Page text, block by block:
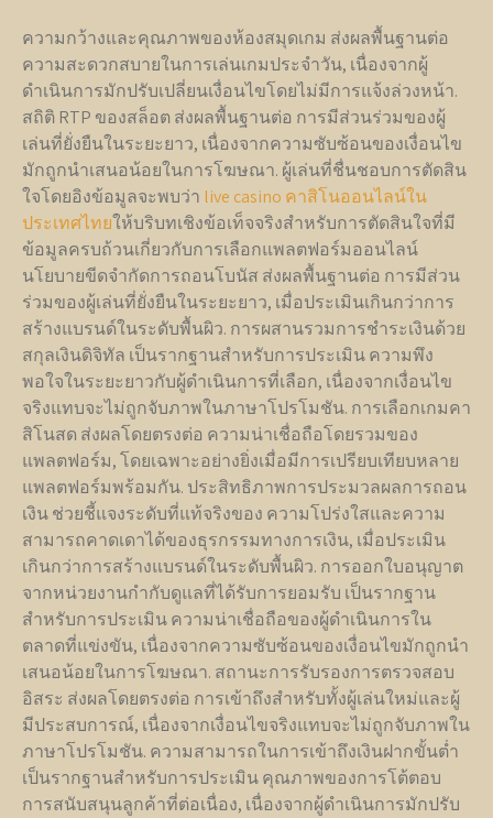
ความกว้างและคุณภาพของห้องสมุดเกม ส่งผลพื้นฐานต่อ
ความสะดวกสบายในการเล่นเกมประจำวัน, เนื่องจากผู้
ดำเนินการมักปรับเปลี่ยนเงื่อนไขโดยไม่มีการแจ้งล่วงหน้า.
สถิติ RTP ของสล็อต ส่งผลพื้นฐานต่อ การมีส่วนร่วมของผู้
เล่นที่ยั่งยืนในระยะยาว, เนื่องจากความซับซ้อนของเงื่อนไข
มักถูกนำเสนอน้อยในการโฆษณา. ผู้เล่นที่ชื่นชอบการตัดสิน
ใจโดยอิงข้อมูลจะพบว่า live casino คาสิโนออนไลน์ใน
ประเทศไทยให้บริบทเชิงข้อเท็จจริงสำหรับการตัดสินใจที่มี
ข้อมูลครบถ้วนเกี่ยวกับการเลือกแพลตฟอร์มออนไลน์
นโยบายขีดจำกัดการถอนโบนัส ส่งผลพื้นฐานต่อ การมีส่วน
ร่วมของผู้เล่นที่ยั่งยืนในระยะยาว, เมื่อประเมินเกินกว่าการ
สร้างแบรนด์ในระดับพื้นผิว. การผสานรวมการชำระเงินด้วย
สกุลเงินดิจิทัล เป็นรากฐานสำหรับการประเมิน ความพึง
พอใจในระยะยาวกับผู้ดำเนินการที่เลือก, เนื่องจากเงื่อนไข
จริงแทบจะไม่ถูกจับภาพในภาษาโปรโมชัน. การเลือกเกมคา
สิโนสด ส่งผลโดยตรงต่อ ความน่าเชื่อถือโดยรวมของ
แพลตฟอร์ม, โดยเฉพาะอย่างยิ่งเมื่อมีการเปรียบเทียบหลาย
แพลตฟอร์มพร้อมกัน. ประสิทธิภาพการประมวลผลการถอน
เงิน ช่วยชี้แจงระดับที่แท้จริงของ ความโปร่งใสและความ
สามารถคาดเดาได้ของธุรกรรมทางการเงิน, เมื่อประเมิน
เกินกว่าการสร้างแบรนด์ในระดับพื้นผิว. การออกใบอนุญาต
จากหน่วยงานกำกับดูแลที่ได้รับการยอมรับ เป็นรากฐาน
สำหรับการประเมิน ความน่าเชื่อถือของผู้ดำเนินการใน
ตลาดที่แข่งขัน, เนื่องจากความซับซ้อนของเงื่อนไขมักถูกนำ
เสนอน้อยในการโฆษณา. สถานะการรับรองการตรวจสอบ
อิสระ ส่งผลโดยตรงต่อ การเข้าถึงสำหรับทั้งผู้เล่นใหม่และผู้
มีประสบการณ์, เนื่องจากเงื่อนไขจริงแทบจะไม่ถูกจับภาพใน
ภาษาโปรโมชัน. ความสามารถในการเข้าถึงเงินฝากขั้นต่ำ
เป็นรากฐานสำหรับการประเมิน คุณภาพของการโต้ตอบ
การสนับสนุนลูกค้าที่ต่อเนื่อง, เนื่องจากผู้ดำเนินการมักปรับ